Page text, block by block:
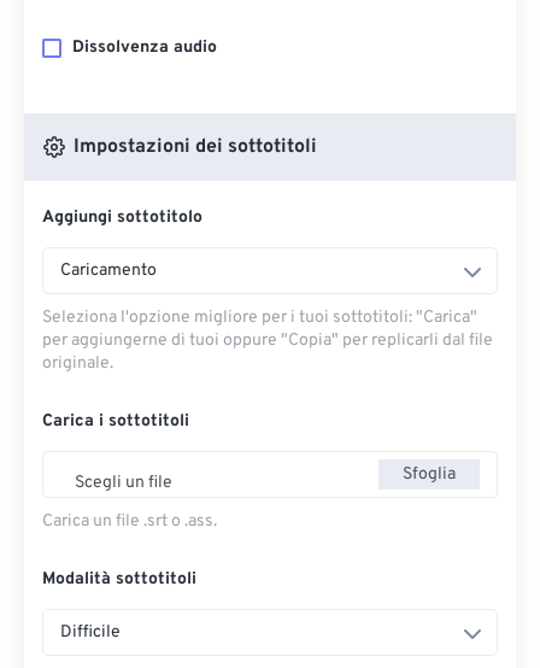
Dissolvenza audio
Impostazioni dei sottotitoli
Aggiungi sottotitolo
Caricamento
Seleziona l'opzione migliore per i tuoi sottotitoli: "Carica" ​​
per aggiungerne di tuoi oppure "Copia" per replicarli dal file
originale.
Carica i sottotitoli
Scegli un file Sfoglia
Carica un file .srt o .ass.
Modalità sottotitoli
Difficile